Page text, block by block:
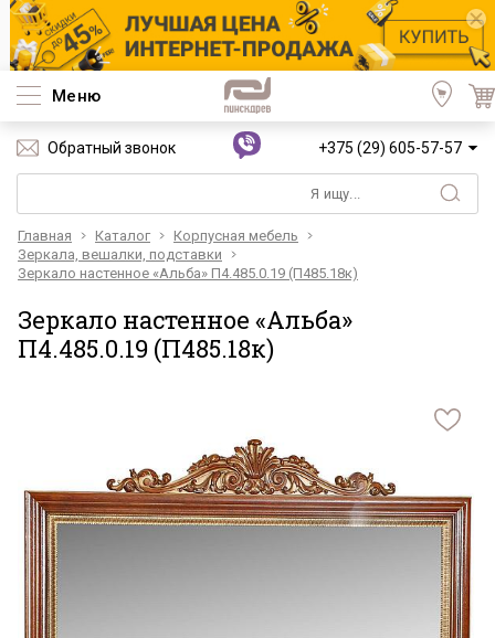
Меню
Обратный звонок +375 (29) 605-57-57
Главная Каталог
Корпусная мебель
Зеркала, вешалки, подставки
Зеркало настенное «Альба» П4.485.0.19 (П485.18к)
Зеркало настенное «Альба»
П4.485.0.19 (П485.18к)